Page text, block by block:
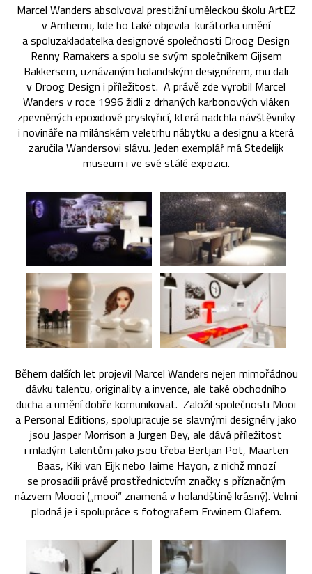
Marcel Wanders absolvoval prestižní uměleckou školu ArtEZ
v Arnhemu, kde ho také objevila kurátorka umění
a spoluzakladatelka designové společnosti Droog Design
Renny Ramakers a spolu se svým společníkem Gijsem
Bakkersem, uznávaným holandským designérem, mu dali
v Droog Design i příležitost. A právě zde vyrobil Marcel
Wanders v roce 1996 židli z drhaných karbonových vláken
zpevněných epoxidové pryskyřicí, která nadchla návštěvníky
i novináře na milánském veletrhu nábytku a designu a která
zaručila Wandersovi slávu. Jeden exemplář má Stedelijk
museum i ve své stálé expozici.
Během dalších let projevil Marcel Wanders nejen mimořádnou
dávku talentu, originality a invence, ale také obchodního
ducha a umění dobře komunikovat. Založil společnosti Mooi
a Personal Editions, spolupracuje se slavnými designéry jako
jsou Jasper Morrison a Jurgen Bey, ale dává příležitost
i mladým talentům jako jsou třeba Bertjan Pot, Maarten
Baas, Kiki van Eijk nebo Jaime Hayon, z nichž mnozí
se prosadili právě prostřednictvím značky s příznačným
názvem Moooi („mooi“ znamená v holandštině krásný). Velmi
plodná je i spolupráce s fotografem Erwinem Olafem.